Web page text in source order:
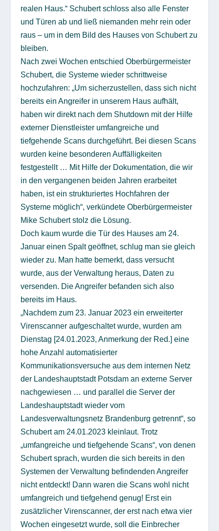
realen Haus.“ Schubert schloss also alle Fenster
und Türen ab und ließ niemanden mehr rein oder
raus – um in dem Bild des Hauses von Schubert zu
bleiben.
Nach zwei Wochen entschied Oberbürgermeister
Schubert, die Systeme wieder schrittweise
hochzufahren: „Um sicherzustellen, dass sich nicht
bereits ein Angreifer in unserem Haus aufhält,
haben wir direkt nach dem Shutdown mit der Hilfe
externer Dienstleister umfangreiche und
tiefgehende Scans durchgeführt. Bei diesen Scans
wurden keine besonderen Auffälligkeiten
festgestellt … Mit Hilfe der Dokumentation, die wir
in den vergangenen beiden Jahren erarbeitet
haben, ist ein strukturiertes Hochfahren der
Systeme möglich“, verkündete Oberbürgermeister
Mike Schubert stolz die Lösung.
Doch kaum wurde die Tür des Hauses am 24.
Januar einen Spalt geöffnet, schlug man sie gleich
wieder zu. Man hatte bemerkt, dass versucht
wurde, aus der Verwaltung heraus, Daten zu
versenden. Die Angreifer befanden sich also
bereits im Haus.
„Nachdem zum 23. Januar 2023 ein erweiterter
Virenscanner aufgeschaltet wurde, wurden am
Dienstag [24.01.2023, Anmerkung der Red.] eine
hohe Anzahl automatisierter
Kommunikationsversuche aus dem internen Netz
der Landeshauptstadt Potsdam an externe Server
nachgewiesen … und parallel die Server der
Landeshauptstadt wieder vom
Landesverwaltungsnetz Brandenburg getrennt“, so
Schubert am 24.01.2023 kleinlaut. Trotz
„umfangreiche und tiefgehende Scans“, von denen
Schubert sprach, wurden die sich bereits in den
Systemen der Verwaltung befindenden Angreifer
nicht entdeckt! Dann waren die Scans wohl nicht
umfangreich und tiefgehend genug! Erst ein
zusätzlicher Virenscanner, der erst nach etwa vier
Wochen eingesetzt wurde, soll die Einbrecher